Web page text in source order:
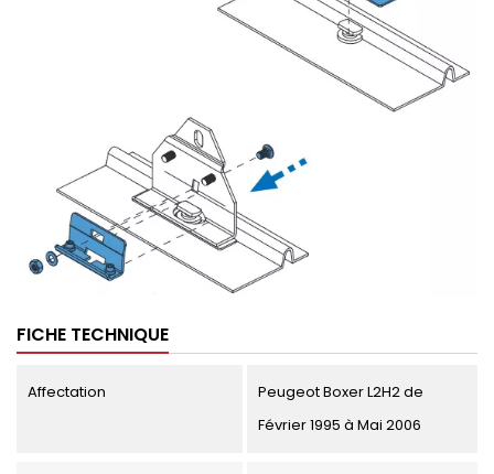
FICHE TECHNIQUE
Affectation
Peugeot Boxer L2H2 de
Février 1995 à Mai 2006